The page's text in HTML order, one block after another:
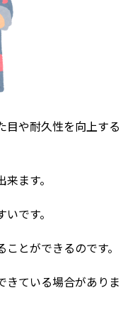
目や耐久性を向上する
ます。
です。
とができるのです。
きている場合がありま